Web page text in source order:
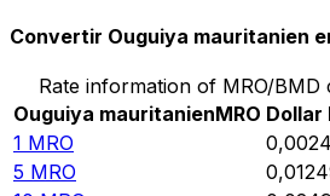
Convertir Ouguiya mauritanien
Rate information of MRO/
Ouguiya mauritanienMRO Dollar
1 MRO
5 MRO